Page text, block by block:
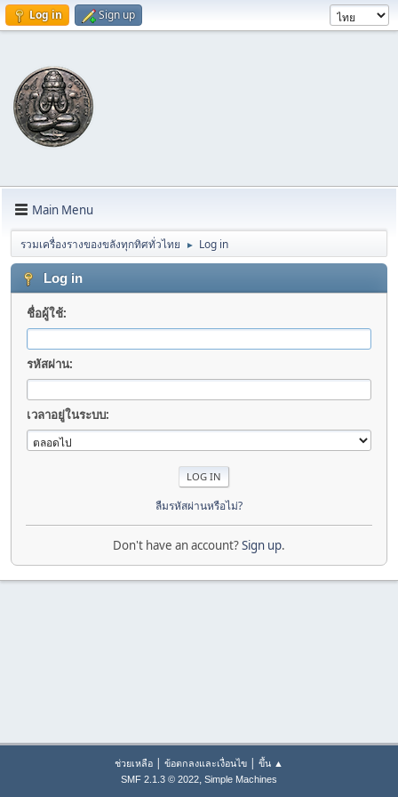
Log in Sign up
Main Menu
รวมเครื่องรางของขลังทุกทิศทั่วไทย ► Log in
Log in
ชื่อผู้ใช้:
รหัสผ่าน:
เวลาอยู่ในระบบ:
ลืมรหัสผ่านหรือไม่?
Don't have an account?Sign up.
ช่วยเหลือ | ข้อตกลงและเงื่อนไข | ขึ้น ▲
SMF 2.1.3 © 2022, Simple Machines